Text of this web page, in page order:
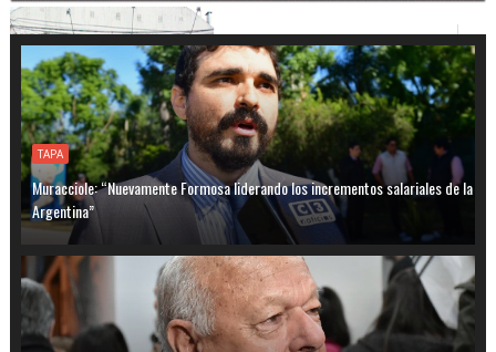
TAPA
Muracciole: “Nuevamente Formosa liderando los incrementos salariales de la
Argentina”